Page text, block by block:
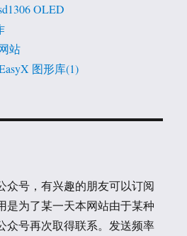
OLED
站
图形库(1)
众号，有兴趣的朋友可以订阅
是为了某一天本网站由于某种
众号再次取得联系。发送频率